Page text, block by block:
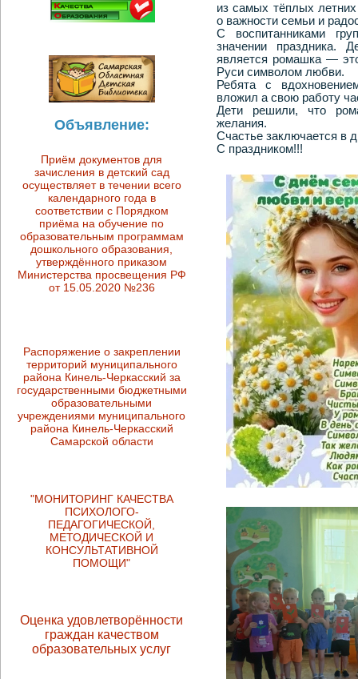
Объявление:
Приём документов для
зачисления в детский сад
осуществляет в течении всего
календарного года в
соответствии с Порядком
приёма на обучение по
образовательным программам
дошкольного образования,
утверждённого приказом
Министерства просвещения РФ
от 15.05.2020 №236
Распоряжение о закреплении
территорий муниципального
района Кинель-Черкасский за
государственными бюджетными
образовательными
учреждениями муниципального
района Кинель-Черкасский
Самарской области
"МОНИТОРИНГ КАЧЕСТВА
ПСИХОЛОГО-
ПЕДАГОГИЧЕСКОЙ,
МЕТОДИЧЕСКОЙ И
КОНСУЛЬТАТИВНОЙ
ПОМОЩИ"
Оценка удовлетворённости
граждан качеством
образовательных услуг
из самых тёплых
о важности семьи и
С воспитанниками
значении праздника.
является ромашка —
Руси символом любви.
Ребята с
вложил а свою работу
Дети решили, что
желания.
Счастье заключается в
С праздником!!!